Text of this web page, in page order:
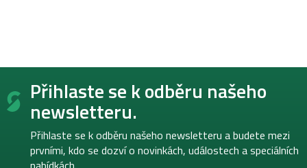
Z
Přihlaste se k odběru našeho
newsletteru.
Přihlaste se k odběru našeho newsletteru a budete mezi
prvními, kdo se dozví o novinkách, událostech a speciálních